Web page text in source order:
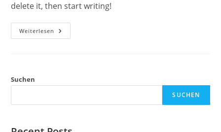
delete it, then start writing!
Weiterlesen Hello
World!
Suchen
SUCHEN